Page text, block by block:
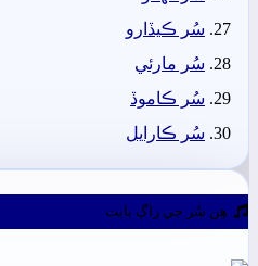
سُر ڪيڏارو
سُر مارئي
سُر ڪاموڏ
سُر ڪارايل
ھِن سُر جي راڳ بابت